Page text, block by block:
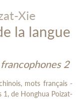
Xie
la langue
2
mots français -
1, de Honghua Poizat-